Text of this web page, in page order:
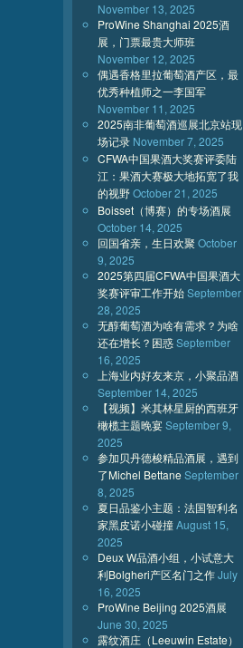
November 13, 2025
ProWine Shanghai 2025酒
展，门票最贵大师班
November 12, 2025
偶遇香格里拉葡萄酒产区，最
优秀种植师之一李国军
November 11, 2025
2025南非葡萄酒巡展北京站现
场记录 November 7, 2025
CFWA中国果酒大奖赛评委陆
江：果酒大赛极大地拓宽了我
的视野October 21, 2025
Boisset（博赛）的专场酒展
October 14, 2025
回国省亲，生日欢聚 October
9, 2025
2025第四届CFWA中国果酒大
奖赛评审工作开始September
28, 2025
无醇葡萄酒为啥有需求？为啥
还在增长？困惑September
16, 2025
上海业内好友来京，小聚品酒
September 14, 2025
【视频】米其林星厨的西班牙
橄榄主题晚宴September 9,
2025
参加贝丹德梭精品酒展，遇到
了Michel Bettane September
8, 2025
夏日品鉴小主题：法国智利名
家黑皮诺小碰撞August 15,
2025
Deux W品酒小组，小试意大
利Bolgheri产区名门之作July
16, 2025
ProWine Beijing 2025酒展
June 30, 2025
露纹酒庄（Leeuwin Estate）